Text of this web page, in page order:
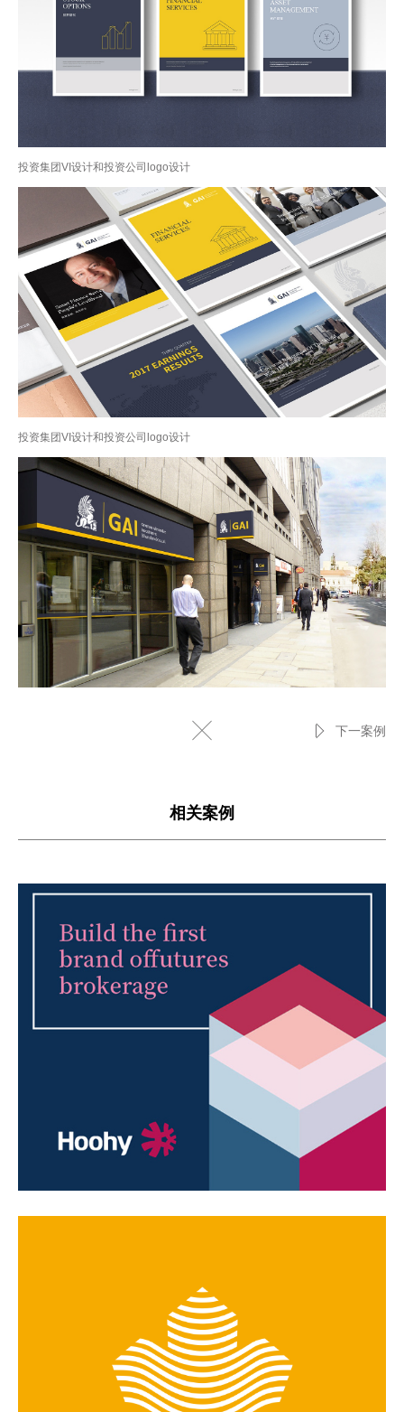
投资集团VI设计和投资公司logo设计
投资集团VI设计和投资公司logo设计
下一案例
相关案例